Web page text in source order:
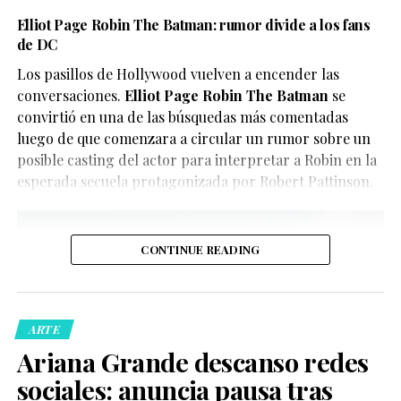
El reparto reúne a figuras como Penélope Cruz,
Glenn Close .
En este caso, el objetivo del video parece ser
únicamente divertir a los seguidores de X-Men, quienes
han convertido el clip en uno de los contenidos virales
del momento.
acudieron al domicilio tras recibir llamadas de personas
preocupadas por el bienestar del creador de contenido.
Posteriormente, las autoridades confirmaron que la
persona fue trasladada de manera segura a un hospital
Elliot Page Robin The Batman: rumor divide a los fans
de DC
Los pasillos de Hollywood vuelven a encender las
conversaciones. Elliot Page Robin The Batmanse
convirtió en una de las búsquedas más comentadas
luego de que comenzara a circular un rumor sobre un
posible casting del actor para interpretar a Robin en la
esperada secuela protagonizada por Robert Pattinson.
CONTINUE READING
ARTE
Ariana Grande descanso redes
sociales: anuncia pausa tras